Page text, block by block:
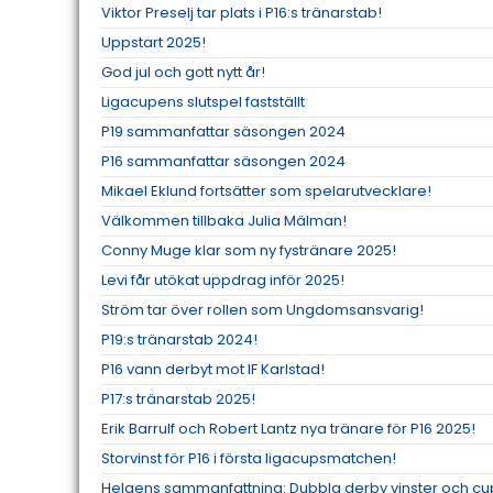
Viktor Preselj tar plats i P16:s tränarstab!
Uppstart 2025!
God jul och gott nytt år!
Ligacupens slutspel fastställt
P19 sammanfattar säsongen 2024
P16 sammanfattar säsongen 2024
Mikael Eklund fortsätter som spelarutvecklare!
Välkommen tillbaka Julia Mälman!
Conny Muge klar som ny fystränare 2025!
Levi får utökat uppdrag inför 2025!
Ström tar över rollen som Ungdomsansvarig!
P19:s tränarstab 2024!
P16 vann derbyt mot IF Karlstad!
P17:s tränarstab 2025!
Erik Barrulf och Robert Lantz nya tränare för P16 2025!
Storvinst för P16 i första ligacupsmatchen!
Helgens sammanfattning: Dubbla derby vinster och